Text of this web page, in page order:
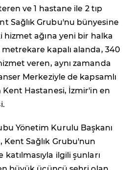
ve 1 hastane ile 2 tıp
Sağlık Grubu'nu bünyesine
ağına yeni bir halka
kapalı alanda, 340
veren, aynı zamanda
Merkeziyle de kapsamlı
Kent Hastanesi, İzmir'in en
Yönetim Kurulu Başkanı
Kent Sağlık Grubu'nun
ilgili şunları